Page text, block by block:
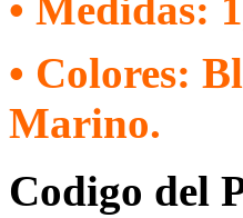
• Colores:
Marino.
Codigo del